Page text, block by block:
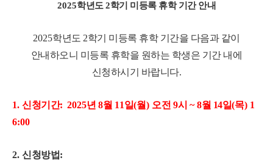
2025학년도 2학기 미등록 휴학 기간 안내
2025학년도 2학기 미등록 휴학 기간을 다음과 같이
안내하오니 미등록 휴학을 원하는 학생은 기간 내에
신청하시기 바랍니다.
1. 신청기간: 2025년 8월 11일(월) 오전 9시 ~ 8월 14일(목) 1
6:00
2. 신청방법: